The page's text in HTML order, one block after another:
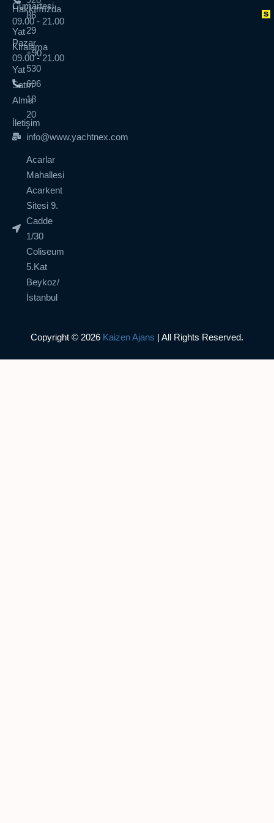
86
29
+90
530
696
18
20
info@www.yachtnex.com
Acarlar
Mahallesi
Acarkent
Sitesi 9.
Cadde
1/30
Coliseum
5.Kat
Beykoz/
İstanbul
Hakkımızda
Yat
Kiralama
Yat
Satın
Alma
İletişim
Cumartesi
09.00 - 21.00
Pazar
09.00 - 21.00
Copyright © 2026 Kaizen Ajans | All Rights Reserved.